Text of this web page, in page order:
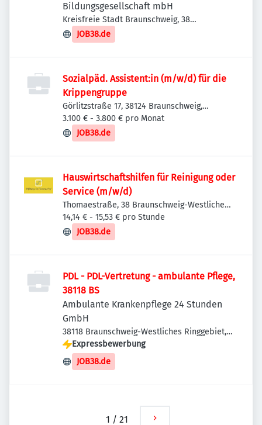
Bildungsgesellschaft mbH
Kreisfreie Stadt Braunschweig, 38
Braunschweig, Deutschland
JOB38.de
Sozialpäd. Assistent:in (m/w/d) für die
Krippengruppe
Görlitzstraße 17, 38124 Braunschweig,
Deutschland
3.100 € - 3.800 € pro Monat
JOB38.de
Hauswirtschaftshilfen für Reinigung oder
Service (m/w/d)
Thomaestraße, 38 Braunschweig-Westliches
Ringgebiet, Deutschland
14,14 € - 15,53 € pro Stunde
JOB38.de
PDL - PDL-Vertretung - ambulante Pflege,
38118 BS
Ambulante Krankenpflege 24 Stunden
GmbH
38118 Braunschweig-Westliches Ringgebiet,
Deutschland
Expressbewerbung
JOB38.de
1 / 21